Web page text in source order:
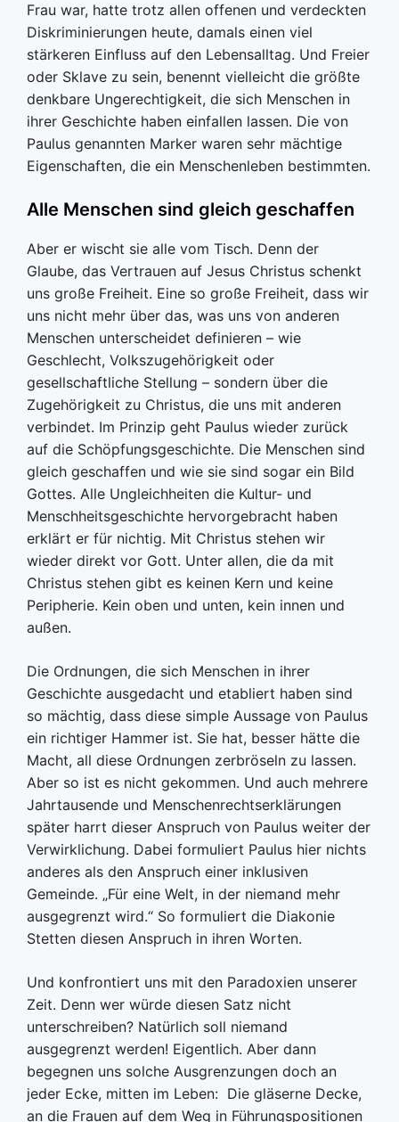
Frau war, hatte trotz allen offenen und verdeckten
Diskriminierungen heute, damals einen viel
stärkeren Einfluss auf den Lebensalltag. Und Freier
oder Sklave zu sein, benennt vielleicht die größte
denkbare Ungerechtigkeit, die sich Menschen in
ihrer Geschichte haben einfallen lassen. Die von
Paulus genannten Marker waren sehr mächtige
Eigenschaften, die ein Menschenleben bestimmten.
Alle Menschen sind gleich geschaffen
Aber er wischt sie alle vom Tisch. Denn der
Glaube, das Vertrauen auf Jesus Christus schenkt
uns große Freiheit. Eine so große Freiheit, dass wir
uns nicht mehr über das, was uns von anderen
Menschen unterscheidet definieren – wie
Geschlecht, Volkszugehörigkeit oder
gesellschaftliche Stellung – sondern über die
Zugehörigkeit zu Christus, die uns mit anderen
verbindet. Im Prinzip geht Paulus wieder zurück
auf die Schöpfungsgeschichte. Die Menschen sind
gleich geschaffen und wie sie sind sogar ein Bild
Gottes. Alle Ungleichheiten die Kultur- und
Menschheitsgeschichte hervorgebracht haben
erklärt er für nichtig. Mit Christus stehen wir
wieder direkt vor Gott. Unter allen, die da mit
Christus stehen gibt es keinen Kern und keine
Peripherie. Kein oben und unten, kein innen und
außen.
Die Ordnungen, die sich Menschen in ihrer
Geschichte ausgedacht und etabliert haben sind
so mächtig, dass diese simple Aussage von Paulus
ein richtiger Hammer ist. Sie hat, besser hätte die
Macht, all diese Ordnungen zerbröseln zu lassen.
Aber so ist es nicht gekommen. Und auch mehrere
Jahrtausende und Menschenrechtserklärungen
später harrt dieser Anspruch von Paulus weiter der
Verwirklichung. Dabei formuliert Paulus hier nichts
anderes als den Anspruch einer inklusiven
Gemeinde. „Für eine Welt, in der niemand mehr
ausgegrenzt wird.“ So formuliert die Diakonie
Stetten diesen Anspruch in ihren Worten.
Und konfrontiert uns mit den Paradoxien unserer
Zeit. Denn wer würde diesen Satz nicht
unterschreiben? Natürlich soll niemand
ausgegrenzt werden! Eigentlich. Aber dann
begegnen uns solche Ausgrenzungen doch an
jeder Ecke, mitten im Leben: Die gläserne Decke,
an die Frauen auf dem Weg in Führungspositionen